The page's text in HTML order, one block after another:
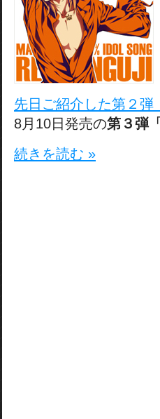
先日ご紹介した第２弾
8月10日発売の第３弾
続きを読む »